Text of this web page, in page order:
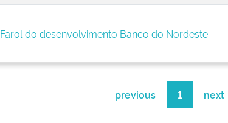
Farol do desenvolvimento Banco do Nordeste
previous 1 next